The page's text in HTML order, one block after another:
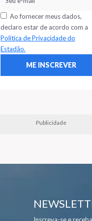
Ao fornecer meus dados,
declaro estar de acordo com a
Política de Privacidade do
Estadão.
Publicidade